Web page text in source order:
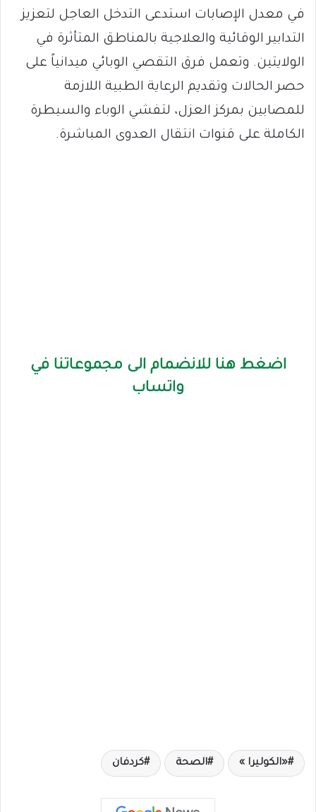
في معدل الإصابات استدعى التدخل العاجل لتعزيز
التدابير الوقائية والعلاجية بالمناطق المتأثرة في
الولايتين. وتعمل فرق التقصي الوبائي ميدانياً على
حصر الحالات وتقديم الرعاية الطبية اللازمة
للمصابين بمركز العزل، لتفشي الوباء والسيطرة
الكاملة على قنوات انتقال العدوى المباشرة.
اضغط هنا للانضمام الى مجموعاتنا في
واتساب
«الكوليرا » الصحة كردفان